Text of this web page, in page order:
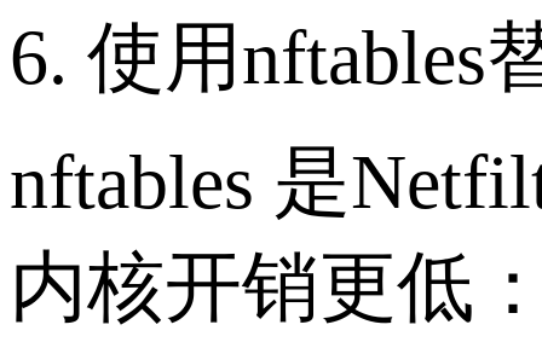
6. 使用nftables
nftables 是
内核开销更低